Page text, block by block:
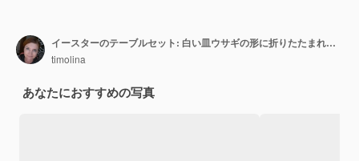
イースターのテーブルセット: 白い皿ウサギの形に折りたたまれたナプキンピンクの背景にイースターとチョコレートの卵ハッピーイースターの休日コンセプトトップビューフラットレイ
timolina
あなたにおすすめの写真